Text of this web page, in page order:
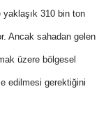
yaklaşık 310 bin ton
Ancak sahadan gelen
üzere bölgesel
edilmesi gerektiğini